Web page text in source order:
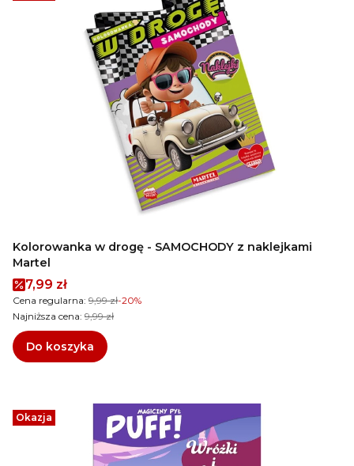
Kolorowanka w drogę - SAMOCHODY z naklejkami
Martel
Cena promocyjna
7,99 zł
Cena regularna: 9,99 zł-20%
Najniższa cena: 9,99 zł
Do koszyka
Okazja